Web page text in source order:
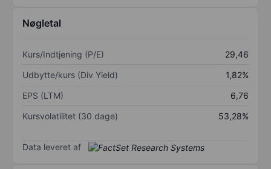
Nøgletal
Kurs/Indtjening (P/E)
29,46
Udbytte/kurs (Div Yield)
1,82%
EPS (LTM)
6,76
Kursvolatilitet (30 dage)
53,28%
Data leveret af